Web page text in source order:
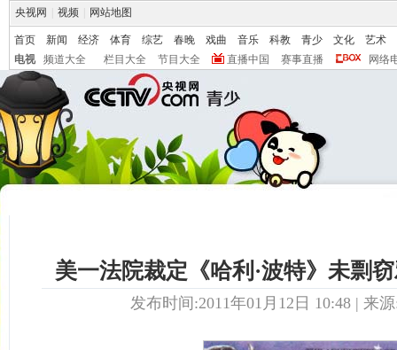
央视网 视频 网站地图
首页 新闻 经济 体育 综艺 春晚 戏曲 音乐 科教 青少 文化
艺术
电视
频道大全 栏目大全 节目大全 直播中国 赛事直播 网络
美一法院裁定《哈利·波特》未剽
发布时间:2011年01月12日 10:48 | 来